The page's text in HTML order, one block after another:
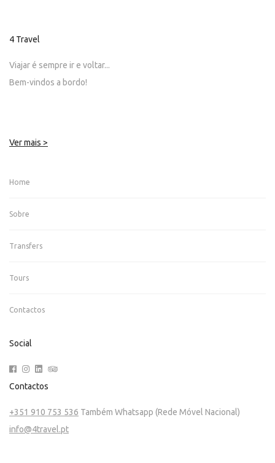
4 Travel
Viajar é sempre ir e voltar...
Bem-vindos a bordo!
Ver mais >
Home
Sobre
Transfers
Tours
Contactos
Social
Contactos
+351 910 753 536 Também Whatsapp (Rede Móvel Nacional)
info@4travel.pt